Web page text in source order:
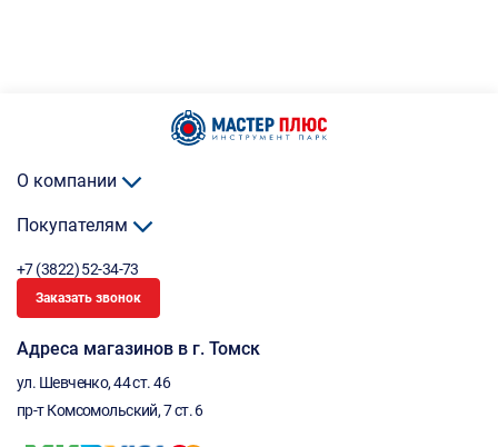
О компании
Покупателям
+7 (3822) 52-34-73
Заказать звонок
Адреса магазинов в г. Томск
ул. Шевченко, 44 ст. 46
пр-т Комсомольский, 7 ст. 6